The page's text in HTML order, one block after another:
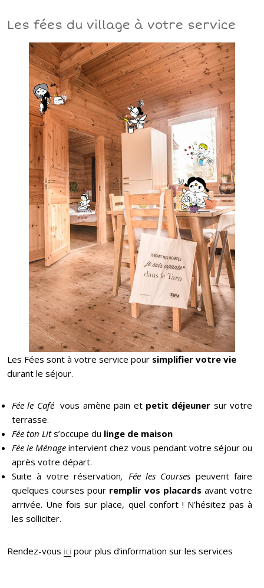
Les fées du village à votre service
Les Fées sont à votre service pour simplifier votre vie
durant le séjour.
Fée le Cafévous amène pain et petit déjeuner sur votre
terrasse.
Fée ton Lits’occupe du linge de maison
Fée le Ménage intervient chez vous pendant votre séjour ou
après votre départ.
Suite à votre réservation, Fée les Courses peuvent faire
quelques courses pour remplir vos placards avant votre
arrivée. Une fois sur place, quel confort ! N’hésitez pas à
les solliciter.
Rendez-vous ici pour plus d’information sur les services